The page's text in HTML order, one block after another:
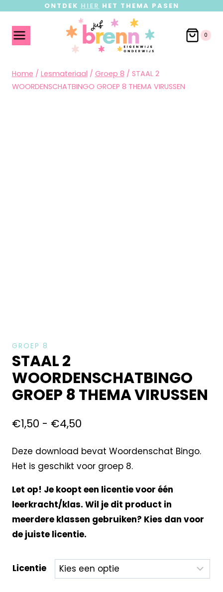
ONTDEK HIER HET THEMA PASEN
0
Home / Lesmateriaal / Groep 8 / STAAL 2
WOORDENSCHATBINGO GROEP 8 THEMA VIRUSSEN
GROEP 8
STAAL 2
WOORDENSCHATBINGO
GROEP 8 THEMA VIRUSSEN
€1,50 - €4,50
Deze download bevat Woordenschat Bingo.
Het is geschikt voor groep 8.
Let op! Je koopt een licentie voor één
leerkracht/klas. Wil je dit product in
meerdere klassen gebruiken? Kies dan voor
de juiste licentie.
Licentie